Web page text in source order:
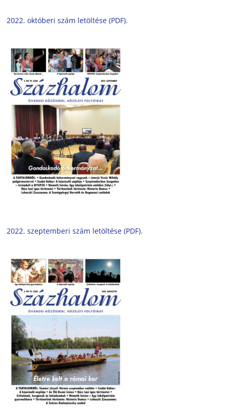
2022. októberi szám letöltése (PDF).
2022. szeptemberi szám letöltése (PDF).